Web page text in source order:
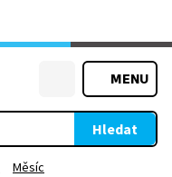
MENU
Hledat
Měsíc